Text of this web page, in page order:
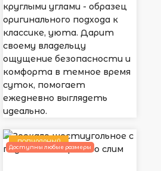
круглыми углами - образец
оригинального подхода к
классике, уюта. Дарит
своему владельцу
ощущение безопасности и
комфорта в темное время
суток, помогает
ежедневно выглядеть
идеально.
ПОПУЛЯРНЫЙ
Доступны любые размеры